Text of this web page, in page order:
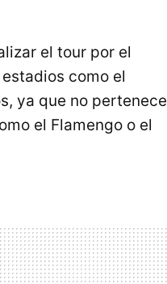
el tour por el
como el
ya que no pertenece
el Flamengo o el